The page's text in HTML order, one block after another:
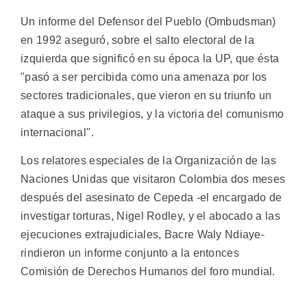
Un informe del Defensor del Pueblo (Ombudsman)
en 1992 aseguró, sobre el salto electoral de la
izquierda que significó en su época la UP, que ésta
"pasó a ser percibida como una amenaza por los
sectores tradicionales, que vieron en su triunfo un
ataque a sus privilegios, y la victoria del comunismo
internacional".
Los relatores especiales de la Organización de las
Naciones Unidas que visitaron Colombia dos meses
después del asesinato de Cepeda -el encargado de
investigar torturas, Nigel Rodley, y el abocado a las
ejecuciones extrajudiciales, Bacre Waly Ndiaye-
rindieron un informe conjunto a la entonces
Comisión de Derechos Humanos del foro mundial.